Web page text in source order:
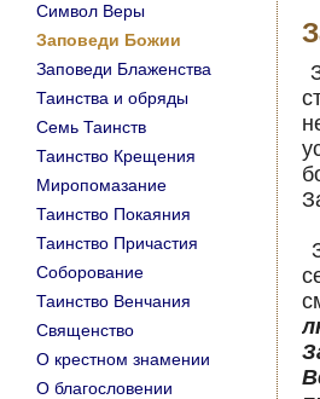
Символ Веры
Заповеди Божии
Заповеди Блаженства
Таинства и обряды
Семь Таинств
Таинство Крещения
Миропомазание
Таинство Покаяния
Таинство Причастия
Соборование
Таинство Венчания
Священство
О крестном знамении
O благословении